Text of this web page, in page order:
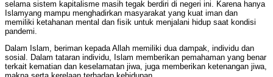
selama sistem kapitalisme masih tegak berdiri di negeri ini. Karena hanya
Islamyang mampu menghadirkan masyarakat yang kuat iman dan
memiliki ketahanan mental dan fisik untuk menjalani hidup saat kondisi
pandemi.
Dalam Islam, beriman kepada Allah memiliki dua dampak, individu dan
sosial. Dalam tataran individu, Islam memberikan pemahaman yang benar
terkait kematian dan keselamatan jiwa, juga memberikan ketenangan jiwa,